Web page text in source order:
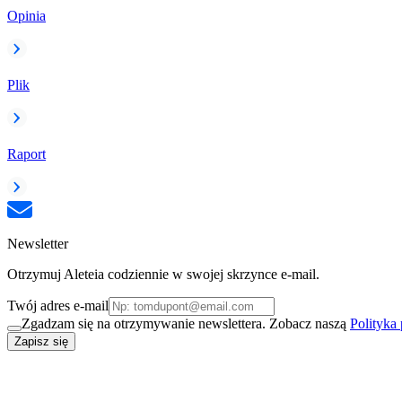
Opinia
Plik
Raport
Newsletter
Otrzymuj Aleteia codziennie w swojej skrzynce e-mail.
Twój adres e-mail
Zgadzam się na otrzymywanie newslettera. Zobacz naszą Polityka
Zapisz się